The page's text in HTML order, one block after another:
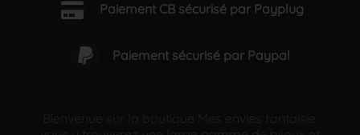
Paiement CB sécurisé par Payplug
Paiement sécurisé par Paypal